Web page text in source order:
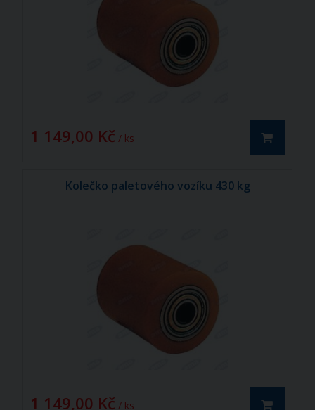
1 149,00 Kč / ks
Kolečko paletového vozíku 430 kg
1 149,00 Kč / ks